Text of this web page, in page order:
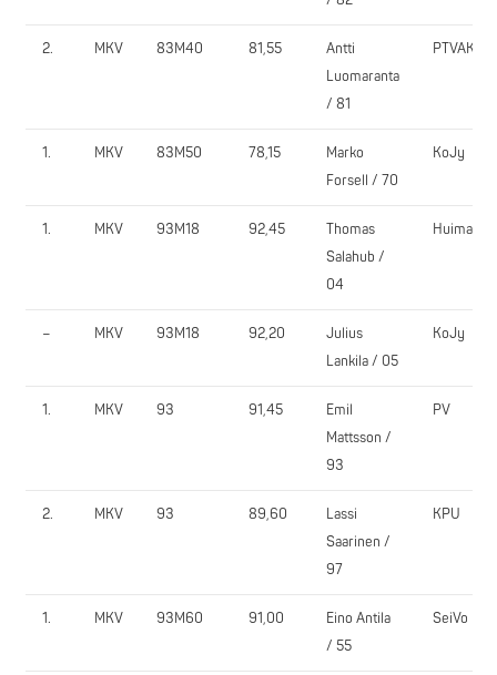
2. MKV 83M40 81,55
Antti
Luomaranta
/ 81
PTVAK
1. MKV 83M50 78,15
Marko
Forsell / 70
KoJy
1. MKV 93M18 92,45
Thomas
Salahub /
04
Huima
– MKV 93M18 92,20
Julius
Lankila / 05
KoJy
1. MKV 93 91,45
Emil
Mattsson /
93
PV
2. MKV 93 89,60
Lassi
Saarinen /
97
KPU
1. MKV 93M60 91,00
Eino Antila
/ 55
SeiVo